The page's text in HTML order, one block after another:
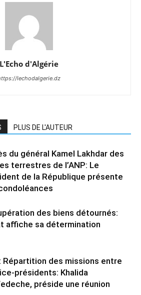
L'Echo d'Algérie
lechodalgerie.dz
PLUS DE L'AUTEUR
du général Kamel Lakhdar des
terrestres de l’ANP: Le
de la République présente
des biens détournés:
affiche sa détermination
Répartition des missions entre
présidents: Khalida
préside une réunion